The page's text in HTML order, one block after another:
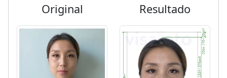
Original Resultado